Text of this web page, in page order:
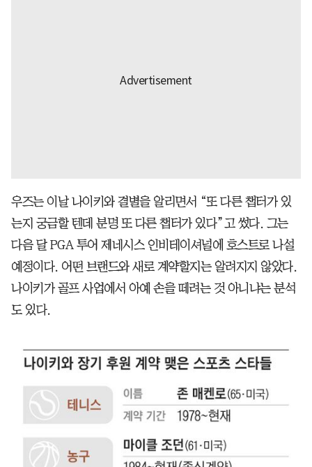
우즈는 이날 나이키와 결별을 알리면서 “또 다른 챕터가 있
는지 궁금할 텐데 분명 또 다른 챕터가 있다”고 썼다. 그는
다음 달 PGA 투어 제네시스 인비테이셔널에 호스트로 나설
예정이다. 어떤 브랜드와 새로 계약할지는 알려지지 않았다.
나이키가 골프 사업에서 아예 손을 떼려는 것 아니냐는 분석
도 있다.